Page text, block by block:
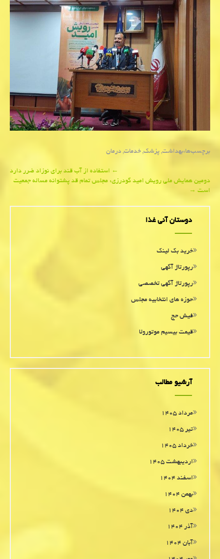
برچسب‌ها:بهداشت,پزشك,خدمات,درمان
navigation
←استفاده از آب قند برای نوزاد ضرر دارد
دومین همایش ملی رویش امید گودرزی: مجلس تمام قد پشتوانه مساله جمعیت
است→
دوستان آنی غذا
خرید بک لینک
رپورتاژ آگهی
رپورتاژ آگهی تخصصی
حوزه های انتخابیه مجلس
فیش حج
قیمت بیسیم موتورولا
آرشیو مطالب
مرداد ۱۴۰۵
تیر ۱۴۰۵
خرداد ۱۴۰۵
اردیبهشت ۱۴۰۵
اسفند ۱۴۰۴
بهمن ۱۴۰۴
دی ۱۴۰۴
آذر ۱۴۰۴
آبان ۱۴۰۴